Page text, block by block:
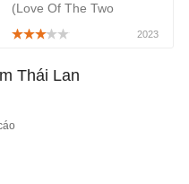
(Love Of The Two
Realms) là một bộ phim
thể loại thần thoại, phiêu
Thái Lan